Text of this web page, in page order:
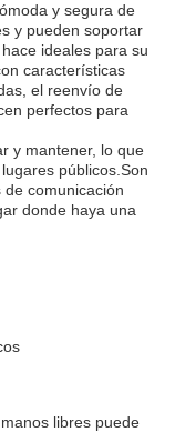
y segura de
y pueden soportar
ideales para su
características
el reenvío de
perfectos para
y mantener, lo que
públicos.Son
comunicación
donde haya una
libres puede